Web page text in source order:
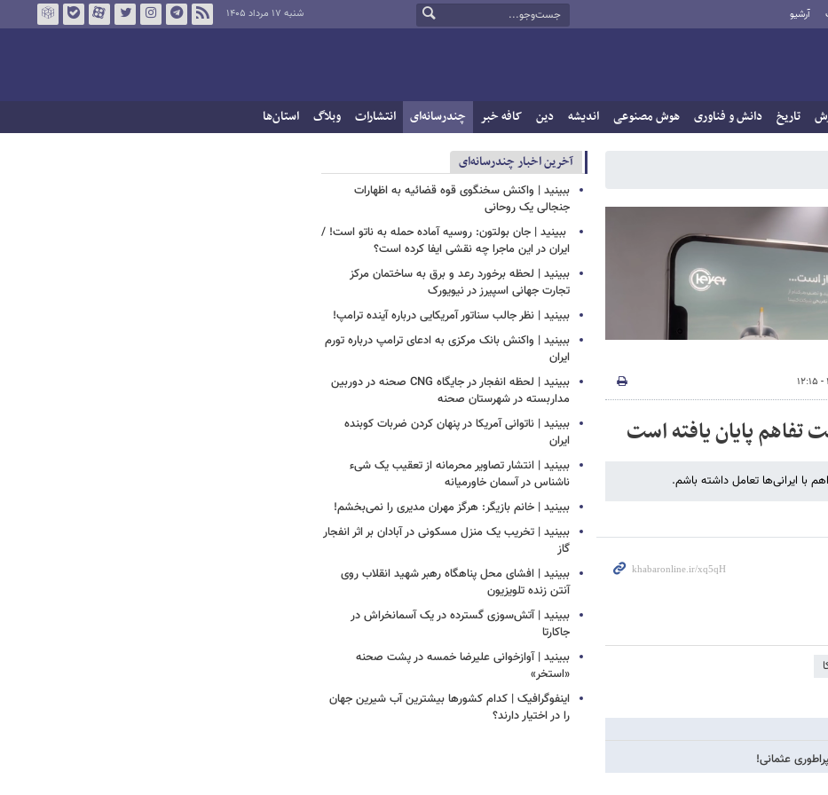
آرشیو شنبه ۱۷ مرداد ۱۴۰۵
تاریخ دانش و فناوری هوش مصنوعی اندیشه دین کافه خبر چندرسانه‌ای انتشارات وبلاگ استان‌ها
تفاهم پایان یافته است
با ایرانی‌ها تعامل داشته باشم.
عثمانی!
آخرین اخبار چندرسانه‌ای
ببینید | واکنش سخنگوی قوه قضائیه به اظهارات
جنجالی یک روحانی
‏ ببینید | جان بولتون: روسیه آماده حمله به ناتو است! /
ایران در این ماجرا چه نقشی ایفا کرده است؟
ببینید | لحظه برخورد رعد و برق به ساختمان مرکز
تجارت جهانی اسپیرز در نیویورک
ببینید | نظر جالب سناتور آمریکایی درباره آینده ترامپ!
ببینید | واکنش بانک مرکزی به ادعای ترامپ درباره تورم
ایران
ببینید | لحظه انفجار در جایگاه CNG صحنه در دوربین
مداربسته در شهرستان صحنه
‏ببینید | ناتوانی آمریکا در پنهان کردن ضربات کوبنده
ایران
ببینید | انتشار تصاویر محرمانه از تعقیب یک شیء
ناشناس در آسمان خاورمیانه
ببینید | خانم بازیگر: هرگز مهران مدیری را نمی‌بخشم!
ببینید | تخریب یک منزل مسکونی در آبادان بر اثر انفجار
گاز
ببینید | افشای محل پناهگاه‌ رهبر شهید انقلاب روی
آنتن زنده تلویزیون
ببینید | ​​​​​​​آتش‌سوزی گسترده در یک آسمانخراش در
جاکارتا
ببینید | آوازخوانی علیرضا خمسه در پشت صحنه
«استخر»
اینفوگرافیک | کدام کشورها بیشترین آب شیرین جهان
را در اختیار دارند؟